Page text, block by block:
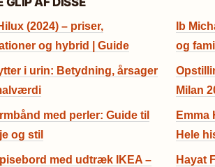
(2024) – priser,
og hybrid | Guide
Ib
og
i urin: Betydning, årsager
Milan
med perler: Guide til
og stil
Emma
Hele
med udtræk IKEA –
Hayat